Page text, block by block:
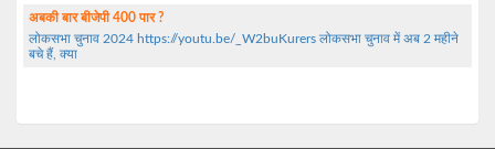
अबकी बार बीजेपी 400 पार ?
लोकसभा चुनाव 2024 https://youtu.be/_W2buKurers लोकसभा चुनाव में अब 2 महीने
बचे हैं, क्या